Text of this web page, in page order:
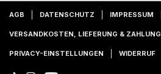
AGB DATENSCHUTZ IMPRESSUM
VERSANDKOSTEN, LIEFERUNG & ZAHLUNG
PRIVACY-EINSTELLUNGEN WIDERRUF